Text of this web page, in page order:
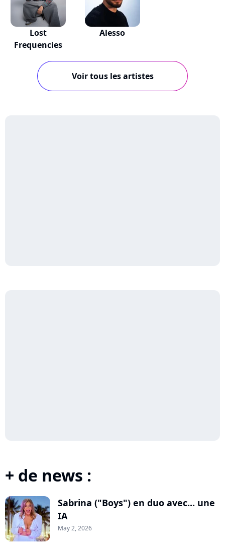
Lost
Frequencies
Alesso
Voir tous les artistes
+ de news :
Sabrina ("Boys") en duo avec... une
IA
May 2, 2026